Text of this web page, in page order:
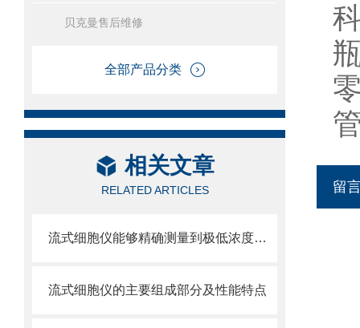
贝克曼售后维修
全部产品分类
相关文章
RELATED ARTICLES
流式细胞仪能够精确测量到极低浓度的标记物
流式细胞仪的主要组成部分及性能特点
留